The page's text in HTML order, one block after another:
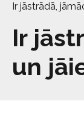
Kontakti
Ir jāstrādā,
Ir
un